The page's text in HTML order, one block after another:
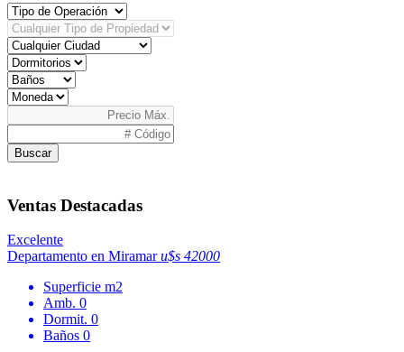
Buscar
Ventas Destacadas
Excelente
Departamento en Miramaru$s 42000
Superficie m2
Amb. 0
Dormit. 0
Baños 0